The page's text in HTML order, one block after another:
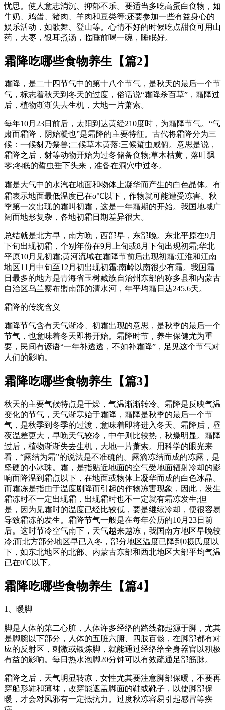
忧思。使人意志消沉、抑郁不乐。要适当多吃高蛋白食物，如
牛奶、鸡蛋、猪肉、羊肉和豆类等;还要参加一些有益身心的
娱乐活动，如歌舞、登山等。心情不好的时候吃点甜食可用山
药，大枣，银耳煮汤，临睡前喝一碗，睡眠好。
霜降吃哪些食物养生【篇2】
霜降，是二十四节气中的第十八个节气，是秋天的最后一个节
气，标志着秋天到冬天的过度，俗话说“霜降杀百草”，霜降过
后，植物渐渐失去生机，大地一片萧索。
每年10月23日前后，太阳到达黄经210度时，为霜降节气。“气
肃而霜降，阴始凝也”是霜降的主要特征。古代将霜降分为三
候：一候豺乃祭兽;二候草木黄落;三候蜇虫咸俯。意思是说，
霜降之后，豺等动物开始为过冬储备食物;草木枯黄，落叶飘
零;冬眠的蜇虫垂下头来，准备在洞穴中过冬。
霜是大气中的水汽在地面和物体上凝华而产生的白色晶体。有
霜表示地面最低温度已在o℃以下，作物就可能遭受冻害。秋
季第一次出现的霜叫初霜，这是一年霜期的开始。我国地域广
阔而地形复杂，各地初霜日期差异很大。
总结就是北方早，南方晚，西部早，东部晚。东北平原在9月
下旬出现初霜，个别年份在9月上旬或8月下旬出现初霜;华北
平原10月见初霜;黄河流域在霜降节前后出现初霜;江淮和江南
地区11月中旬至12月初出现初霜;南岭以南很少有霜。我国霜
日最多的地方是青海省玉树藏族自治州东部的称多县和内蒙古
自治区乌兰察布盟南部的清水河，年平均霜日达245.6天。
霜降的传统含义
霜降节气含有天气渐冷、初霜出现的意思，是秋季的最后一个
节气，也意味着冬天即将开始。霜降时节，养生保健尤为重
要，民间有谚语“一年补透透，不如补霜降”，足见这个节气对
人们的影响。
霜降吃哪些食物养生【篇3】
秋天的主要气候特点是干燥，气温渐渐转冷。霜降是反映气温
变化的节气，天气渐寒始于霜降，霜降是秋季的最后一个节
气，是秋季到冬季的过渡，意味着即将进入冬天。霜降后，昼
夜温差更大，早晚天气较冷，中午则比较热，秋燥明显。霜降
过后，植物渐渐失去生机，大地一片萧索。用科学的眼光来
看，“露结为霜”的说法是不准确的。露滴冻结而成的冻露，是
坚硬的小冰珠。霜，是指贴近地面的空气受地面辐射冷却的影
响而降温到霜点以下，在地面或物体上凝华而成的白色冰晶。
而霜冻是指由于温度剧降而引起的作物冻害现象，因此，发生
霜冻时不一定出现霜，出现霜时也不一定就有霜冻发生;但
是，因为见霜时的温度已经比较低，要是继续冷却，便很容易
导致霜冻的发生。霜降节气一般是在每年公历的10月23日前
后。这时节冷空气南下，天气越来越冻，我国南方地区早晚较
冷;而北方部分地区早已入冬，部分地区温度已降到0摄氏度以
下，如东北地区的北部、内蒙古东部和西北地区大部平均气温
已在0℃以下。
霜降吃哪些食物养生【篇4】
1、暖脚
脚是人体的第二心脏，人体许多经络的路线都起源于脚，尤其
是脚腕以下部分，人体的五脏六腑、四肢百骸，在脚部都有对
应的反射区，刺激或锻炼脚，就能通过经络给全身器官以积极
有益的影响。每日热水泡脚20分钟可以有效疏通足部筋脉。
霜降之后，天气明显转凉，女性尤其要注意脚部保暖，不要再
穿船形鞋和薄袜，改穿能遮盖脚面的鞋或靴子，以使脚部保
暖，才会对风邪有一定抵抗力。过度秋冻容易引起感冒等疾